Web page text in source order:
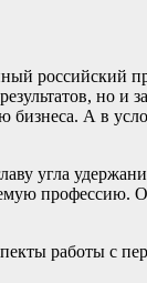
российский
но
А в
угла
профессию.
работы с